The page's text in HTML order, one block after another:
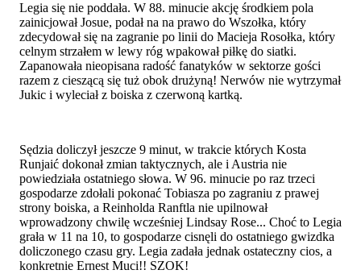
Legia się nie poddała. W 88. minucie akcję środkiem pola
zainicjował Josue, podał na na prawo do Wszołka, który
zdecydował się na zagranie po linii do Macieja Rosołka, który
celnym strzałem w lewy róg wpakował piłkę do siatki.
Zapanowała nieopisana radość fanatyków w sektorze gości
razem z cieszącą się tuż obok drużyną! Nerwów nie wytrzymał
Jukic i wyleciał z boiska z czerwoną kartką.
Sędzia doliczył jeszcze 9 minut, w trakcie których Kosta
Runjaić dokonał zmian taktycznych, ale i Austria nie
powiedziała ostatniego słowa. W 96. minucie po raz trzeci
gospodarze zdołali pokonać Tobiasza po zagraniu z prawej
strony boiska, a Reinholda Ranftla nie upilnował
wprowadzony chwilę wcześniej Lindsay Rose... Choć to Legia
grała w 11 na 10, to gospodarze cisnęli do ostatniego gwizdka
doliczonego czasu gry. Legia zadała jednak ostateczny cios, a
konkretnie Ernest Muci!! SZOK!